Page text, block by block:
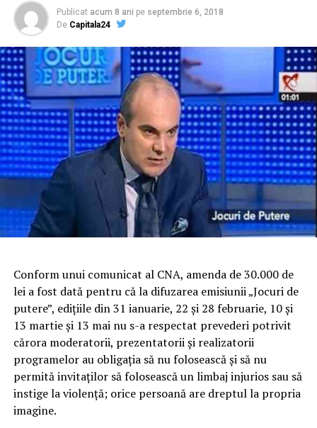
Publicat acum 8 ani pe septembrie 6, 2018
De Capitala24
Conform unui comunicat al CNA, amenda de 30.000 de
lei a fost dată pentru că la difuzarea emisiunii „Jocuri de
putere”, ediţiile din 31 ianuarie, 22 şi 28 februarie, 10 şi
13 martie şi 13 mai nu s-a respectat prevederi potrivit
cărora moderatorii, prezentatorii şi realizatorii
programelor au obligaţia să nu folosească şi să nu
permită invitaţilor să folosească un limbaj injurios sau să
instige la violenţă; orice persoană are dreptul la propria
imagine.